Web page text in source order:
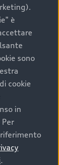
è
sono
cookie
in
.